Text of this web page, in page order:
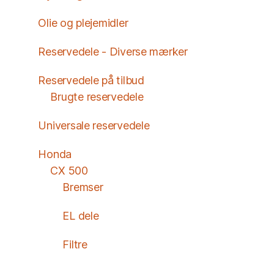
Olie og plejemidler
Reservedele - Diverse mærker
Reservedele på tilbud
Brugte reservedele
Universale reservedele
Honda
CX 500
Bremser
EL dele
Filtre